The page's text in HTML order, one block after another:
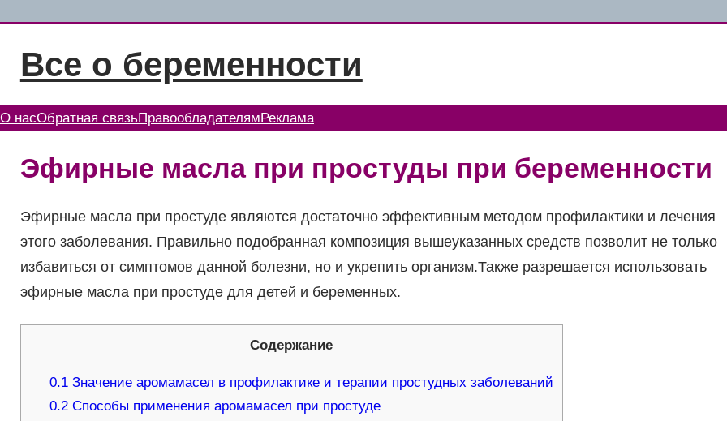
содержимому
Все о беременности
О насОбратная связьПравообладателям Реклама
Эфирные масла при простуды при беременности
Эфирные масла при простуде являются достаточно эффективным методом профилактики и лечения
этого заболевания. Правильно подобранная композиция вышеуказанных средств позволит не только
избавиться от симптомов данной болезни, но и укрепить организм.Также разрешается использовать
эфирные масла при простуде для детей и беременных.
Содержание
0.1 Значение аромамасел в профилактике и терапии простудных заболеваний
0.2 Способы применения аромамасел при простуде